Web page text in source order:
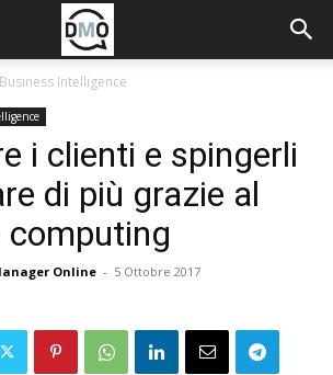
Business Intelligence
i clienti e spingerli
di più grazie al
Online - 5 Ottobre 2017